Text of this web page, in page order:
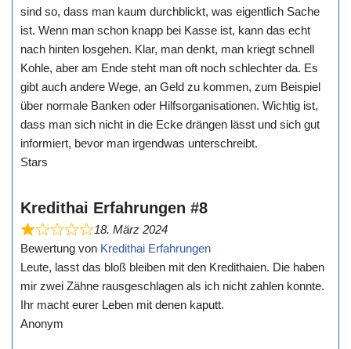
sind so, dass man kaum durchblickt, was eigentlich Sache
ist. Wenn man schon knapp bei Kasse ist, kann das echt
nach hinten losgehen. Klar, man denkt, man kriegt schnell
Kohle, aber am Ende steht man oft noch schlechter da. Es
gibt auch andere Wege, an Geld zu kommen, zum Beispiel
über normale Banken oder Hilfsorganisationen. Wichtig ist,
dass man sich nicht in die Ecke drängen lässt und sich gut
informiert, bevor man irgendwas unterschreibt.
Stars
Kredithai Erfahrungen #8
18. März 2024
Bewertung von Kredithai Erfahrungen
Leute, lasst das bloß bleiben mit den Kredithaien. Die haben
mir zwei Zähne rausgeschlagen als ich nicht zahlen konnte.
Ihr macht eurer Leben mit denen kaputt.
Anonym